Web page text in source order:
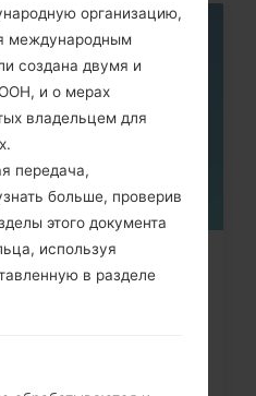
данные с
на LG...
организацию,
международным
создана двумя и
и о мерах
владельцем для
передача,
больше, проверив
этого документа
используя
в разделе